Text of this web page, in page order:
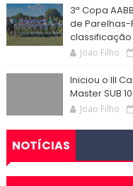
3ª Copa
de Parelhas-
Joao Filho
Iniciou o III
Master SUB
Joao Filho
NOTÍCIAS